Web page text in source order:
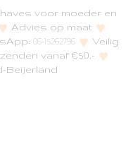
voor moeder en
Advies op maat
06-15262796
Veilig
vanaf €50,-
Beijerland